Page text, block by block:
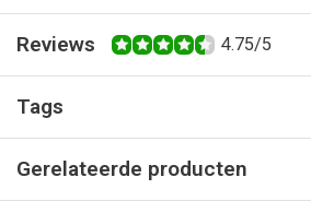
Reviews 4.75/5
Tags
Gerelateerde producten